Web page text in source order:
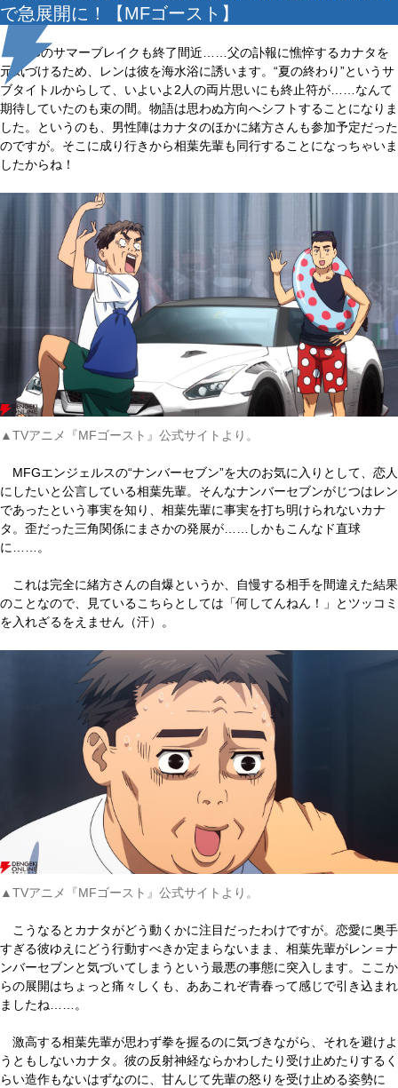
で急展開に！【MFゴースト】
MFGのサマーブレイクも終了間近……父の訃報に憔悴するカナタを
元気づけるため、レンは彼を海水浴に誘います。“夏の終わり”というサ
ブタイトルからして、いよいよ2人の両片思いにも終止符が……なんて
期待していたのも束の間。物語は思わぬ方向へシフトすることになりま
した。というのも、男性陣はカナタのほかに緒方さんも参加予定だった
のですが。そこに成り行きから相葉先輩も同行することになっちゃいま
したからね！
▲TVアニメ『MFゴースト』公式サイトより。
MFGエンジェルスの“ナンバーセブン”を大のお気に入りとして、恋人
にしたいと公言している相葉先輩。そんなナンバーセブンがじつはレン
であったという事実を知り、相葉先輩に事実を打ち明けられないカナ
タ。歪だった三角関係にまさかの発展が……しかもこんなド直球
に……。
これは完全に緒方さんの自爆というか、自慢する相手を間違えた結果
のことなので、見ているこちらとしては「何してんねん！」とツッコミ
を入れざるをえません（汗）。
▲TVアニメ『MFゴースト』公式サイトより。
こうなるとカナタがどう動くかに注目だったわけですが。恋愛に奥手
すぎる彼ゆえにどう行動すべきか定まらないまま、相葉先輩がレン＝ナ
ンバーセブンと気づいてしまうという最悪の事態に突入します。ここか
らの展開はちょっと痛々しくも、ああこれぞ青春って感じで引き込まれ
ましたね……。
激高する相葉先輩が思わず拳を握るのに気づきながら、それを避けよ
うともしないカナタ。彼の反射神経ならかわしたり受け止めたりするく
らい造作もないはずなのに、甘んじて先輩の怒りを受け止める姿勢に